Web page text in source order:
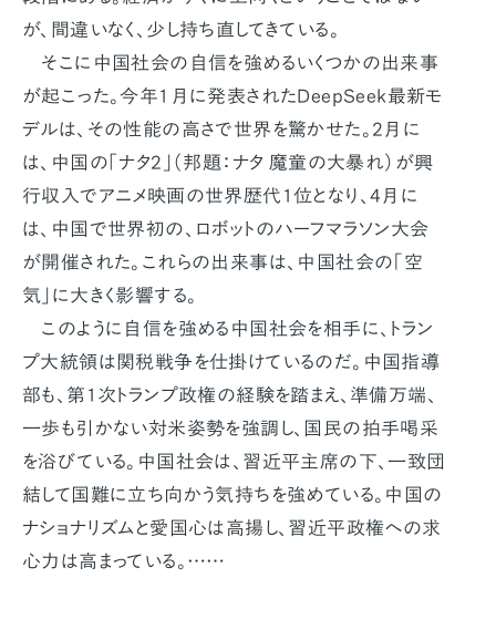
が、間違いなく、少し持ち直してきている。
そこに中国社会の自信を強めるいくつかの出来事
が起こった。今年1月に発表されたDeepSeek最新モ
デルは、その性能の高さで世界を驚かせた。2月に
は、中国の「ナタ2」（邦題：ナタ 魔童の大暴れ）が興
行収入でアニメ映画の世界歴代1位となり、4月に
は、中国で世界初の、ロボットのハーフマラソン大会
が開催された。これらの出来事は、中国社会の｢空
気｣に大きく影響する。
このように自信を強める中国社会を相手に、トラン
プ大統領は関税戦争を仕掛けているのだ。中国指導
部も、第1次トランプ政権の経験を踏まえ、準備万端、
一歩も引かない対米姿勢を強調し、国民の拍手喝采
を浴びている。中国社会は、習近平主席の下、一致団
結して国難に立ち向かう気持ちを強めている。中国の
ナショナリズムと愛国心は高揚し、習近平政権への求
心力は高まっている。……